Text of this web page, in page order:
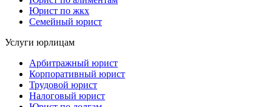
Юрист по жкх
Семейный юрист
Услуги юрлицам
Арбитражный юрист
Корпоративный юрист
Трудовой юрист
Налоговый юрист